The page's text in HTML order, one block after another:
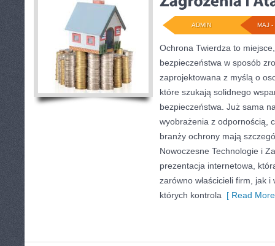
MAJ -
ADMIN
Ochrona Twierdza to
bezpieczeństwa w sposób
zaprojektowana z myślą o
które szukają solidnego
bezpieczeństwa. Już sama
wyobrażenia z odpornością,
branży ochrony mają
Nowoczesne Technologie i
prezentacja internetowa,
zarówno właścicieli firm, jak i
których kontrola [ Read